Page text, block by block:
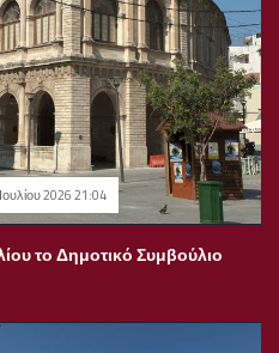
2026 21:04
το Δημοτικό Συμβούλιο